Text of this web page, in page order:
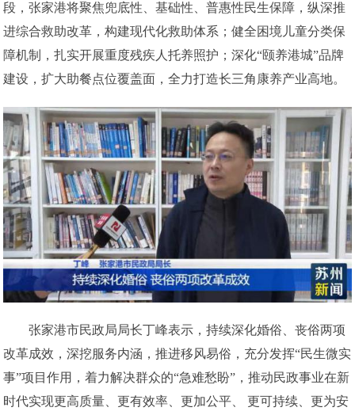
段，张家港将聚焦兜底性、基础性、普惠性民生保障，纵深推
进综合救助改革，构建现代化救助体系；健全困境儿童分类保
障机制，扎实开展重度残疾人托养照护；深化“颐养港城”品牌
建设，扩大助餐点位覆盖面，全力打造长三角康养产业高地。
张家港市民政局局长丁峰表示，持续深化婚俗、丧俗两项
改革成效，深挖服务内涵，推进移风易俗，充分发挥“民生微实
事”项目作用，着力解决群众的“急难愁盼”，推动民政事业在新
时代实现更高质量、更有效率、更加公平、 更可持续、更为安